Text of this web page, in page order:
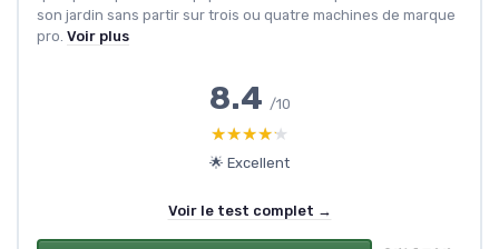
son jardin sans partir sur trois ou quatre machines de marque
pro. Voir plus
8.4 /10
★★★★★
★★★★★
🌟 Excellent
Voir le test complet →